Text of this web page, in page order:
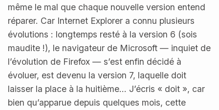
même le mal que chaque nouvelle version entend
réparer. Car Internet Explorer a connu plusieurs
évolutions : longtemps resté à la version 6 (sois
maudite !), le navigateur de Microsoft — inquiet de
l’évolution de Firefox — s’est enfin décidé à
évoluer, est devenu la version 7, laquelle doit
laisser la place à la huitième… J’écris « doit », car
bien qu’apparue depuis quelques mois, cette